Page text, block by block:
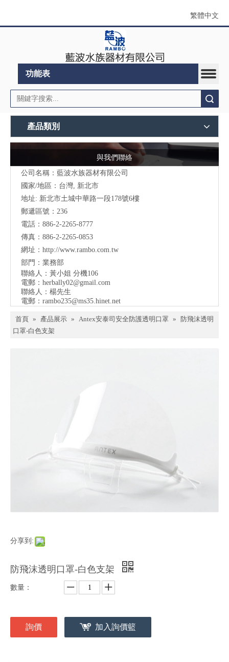
繁體中文
功能表
產品類別
與我們聯絡
公司名稱：藍波水族器材有限公司
國家/地區：台灣, 新北市
地址: 新北市土城中華路一段178號6樓
郵遞區號：236
電話：886-2-2265-8777
傳真：886-2-2265-0853
網址： http://www.rambo.com.tw
部門：業務部
聯絡人：黃小姐 分機106
電郵： herbally02@gmail.com
聯絡人：楊先生
電郵： rambo235@ms35.hinet.net
首頁 » 產品展示 » Antex安泰司安全防護透明口罩 » 防飛沫透明
口罩-白色支架
分享到:
防飛沫透明口罩-白色支架
數量：
詢價 加入詢價籃